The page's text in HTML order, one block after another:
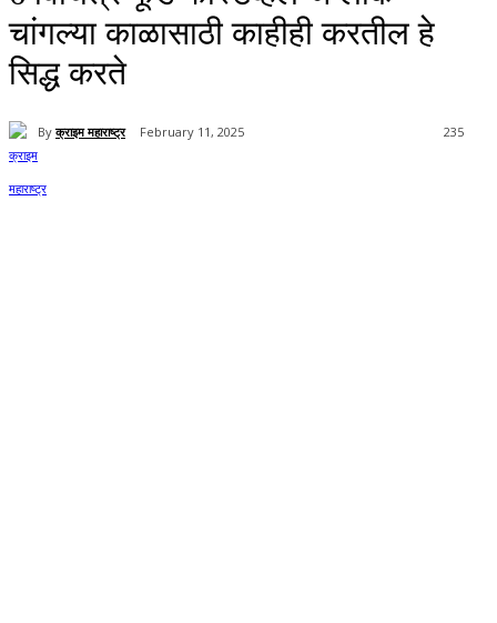
चांगल्या काळासाठी काहीही करतील हे
सिद्ध करते
By क्राइम महाराष्ट्र February 11, 2025 235